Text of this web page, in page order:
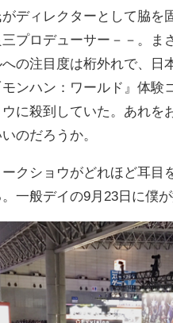
ディレクターとして脇を
プロデューサー－－。ま
の注目度は桁外れで、日
ンハン：ワールド』体験
に殺到していた。あれを
のだろうか。
クショウがどれほど耳目
一般デイの9月23日に僕